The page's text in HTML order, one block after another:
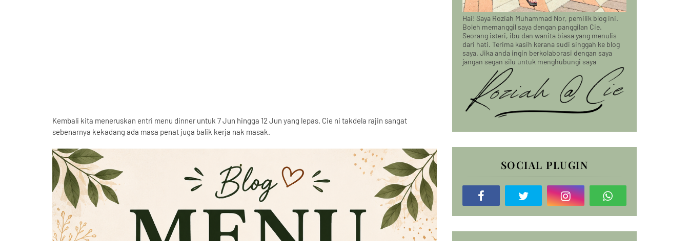
Kembali kita meneruskan entri menu dinner untuk 7 Jun hingga 12 Jun yang lepas. Cie ni takdela rajin sangat
sebenarnya kekadang ada masa penat juga balik kerja nak masak.
Hai! Saya Roziah Muhammad Nor, pemilik blog ini.
Boleh memanggil saya dengan panggilan Cie.
Seorang isteri, ibu dan wanita biasa yang menulis
dari hati. Terima kasih kerana sudi singgah ke blog
saya. Jika anda ingin berkolaborasi dengan saya
jangan segan silu untuk menghubungi saya
SOCIAL PLUGIN